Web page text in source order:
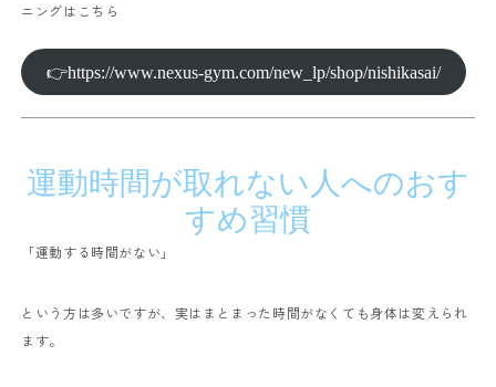
ニングはこちら
👉https://www.nexus-gym.com/new_lp/shop/nishikasai/
運動時間が取れない人へのおす
すめ習慣
「運動する時間がない」
という方は多いですが、実はまとまった時間がなくても身体は変えられ
ます。